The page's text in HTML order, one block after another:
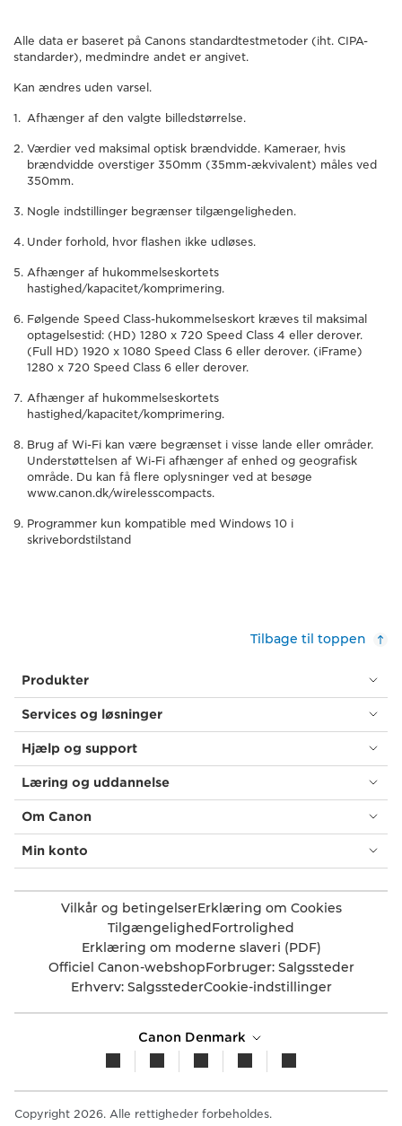
Alle data er baseret på Canons standardtestmetoder (iht. CIPA-
standarder), medmindre andet er angivet.
Kan ændres uden varsel.
Afhænger af den valgte billedstørrelse.
Værdier ved maksimal optisk brændvidde. Kameraer, hvis
brændvidde overstiger 350mm (35mm-ækvivalent) måles ved
350mm.
Nogle indstillinger begrænser tilgængeligheden.
Under forhold, hvor flashen ikke udløses.
Afhænger af hukommelseskortets
hastighed/kapacitet/komprimering.
Følgende Speed Class-hukommelseskort kræves til maksimal
optagelsestid: (HD) 1280 x 720 Speed Class 4 eller derover.
(Full HD) 1920 x 1080 Speed Class 6 eller derover. (iFrame)
1280 x 720 Speed Class 6 eller derover.
Afhænger af hukommelseskortets
hastighed/kapacitet/komprimering.
Brug af Wi-Fi kan være begrænset i visse lande eller områder.
Understøttelsen af Wi-Fi afhænger af enhed og geografisk
område. Du kan få flere oplysninger ved at besøge
www.canon.dk/wirelesscompacts.
Programmer kun kompatible med Windows 10 i
skrivebordstilstand
Tilbage til toppen
Produkter
Services og løsninger
Hjælp og support
Læring og uddannelse
Om Canon
Min konto
Vilkår og betingelserErklæring om Cookies
TilgængelighedFortrolighed
Erklæring om moderne slaveri (PDF)
Officiel Canon-webshopForbruger: Salgssteder
Erhverv: SalgsstederCookie-indstillinger
Canon Denmark
Copyright 2026. Alle rettigheder forbeholdes.